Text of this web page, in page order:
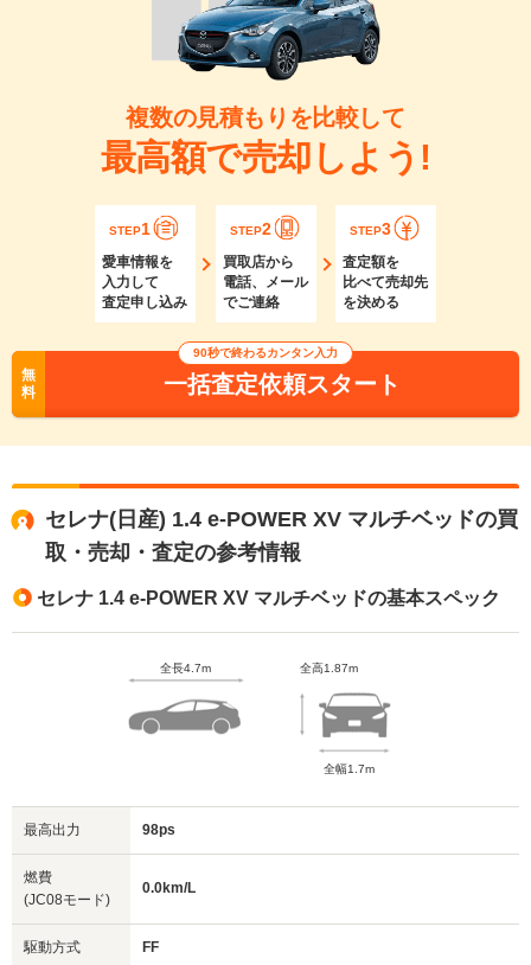
複数の見積もりを比較して
最高額で売却しよう!
STEP1
愛車情報を
入力して
査定申し込み
STEP2
買取店から
電話、メール
でご連絡
STEP3
査定額を
比べて売却先
を決める
無
料
90秒で終わるカンタン入力
一括査定依頼スタート
セレナ(日産) 1.4 e-POWER XV マルチベッドの買
取・売却・査定の参考情報
セレナ 1.4 e-POWER XV マルチベッドの基本スペック
全長4.7m 全高1.87m
全幅1.7m
最高出力 98ps
燃費
(JC08モード)
0.0km/L
駆動方式 FF